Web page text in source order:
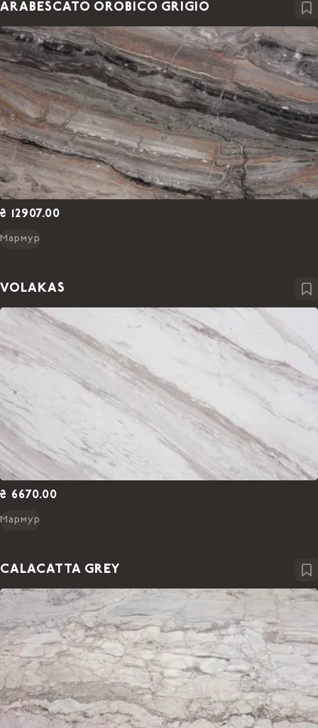
ARABESCATO OROBICO GRIGIO
₴ 12907.00
Мармур
VOLAKAS
₴ 6670.00
Мармур
CALACATTA GREY